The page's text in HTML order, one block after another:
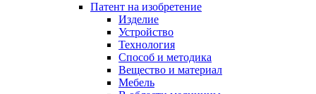
Патент на изобретение
Изделие
Устройство
Технология
Способ и методика
Вещество и материал
Мебель